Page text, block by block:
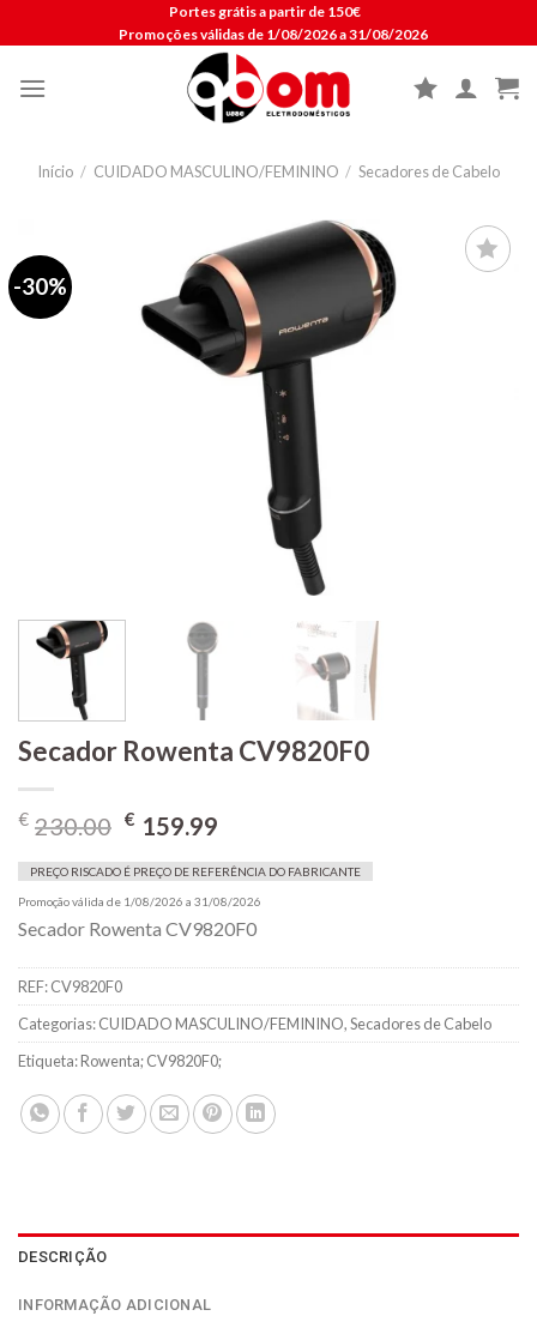
to
Portes grátis a partir de 150€
Promoções válidas de 1/08/2026 a 31/08/2026
Início / CUIDADO MASCULINO/FEMININO / Secadores de Cabelo
-30%
Secador Rowenta CV9820F0
€ 230.00 O
original
era:
€230.00.
€ 159.99
atual
é:
€159.99.
PREÇO RISCADO É PREÇO DE REFERÊNCIA DO FABRICANTE
Promoção válida de 1/08/2026 a 31/08/2026
Secador Rowenta CV9820F0
REF:CV9820F0
Categorias:CUIDADO MASCULINO/FEMININO,Secadores de Cabelo
Etiqueta:Rowenta; CV9820F0;
DESCRIÇÃO
INFORMAÇÃO ADICIONAL